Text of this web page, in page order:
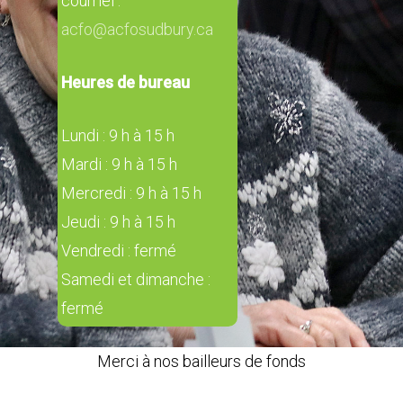
acfo@acfosudbury.ca
Heures de bureau
Lundi : 9 h à 15 h
Mardi : 9 h à 15 h
Mercredi : 9 h à 15 h
Jeudi : 9 h à 15 h
Vendredi : fermé
Samedi et dimanche :
fermé
Merci à nos bailleurs de fonds